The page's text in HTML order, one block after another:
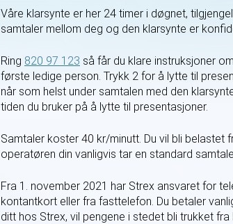
Våre klarsynte er her 24 timer i døgnet,
samtaler mellom deg og den klarsynte er
Ring 820 97 123 så får du klare instruksjoner
første ledige person. Trykk 2 for å lytte til
når som helst under samtalen med den
tiden du bruker på å lytte til presentasjoner.
Samtaler koster 40 kr/minutt. Du vil bli belastet
operatøren din vanligvis tar en standard
Fra 1. november 2021 har Strex ansvaret for
kontantkort eller fra fasttelefon. Du betaler
ditt hos Strex, vil pengene i stedet bli trukket